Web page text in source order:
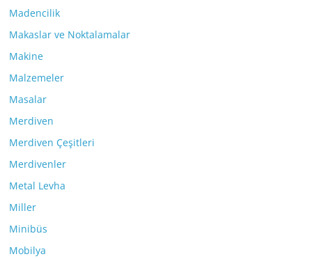
Madencilik
Makaslar ve Noktalamalar
Makine
Malzemeler
Masalar
Merdiven
Merdiven Çeşitleri
Merdivenler
Metal Levha
Miller
Minibüs
Mobilya